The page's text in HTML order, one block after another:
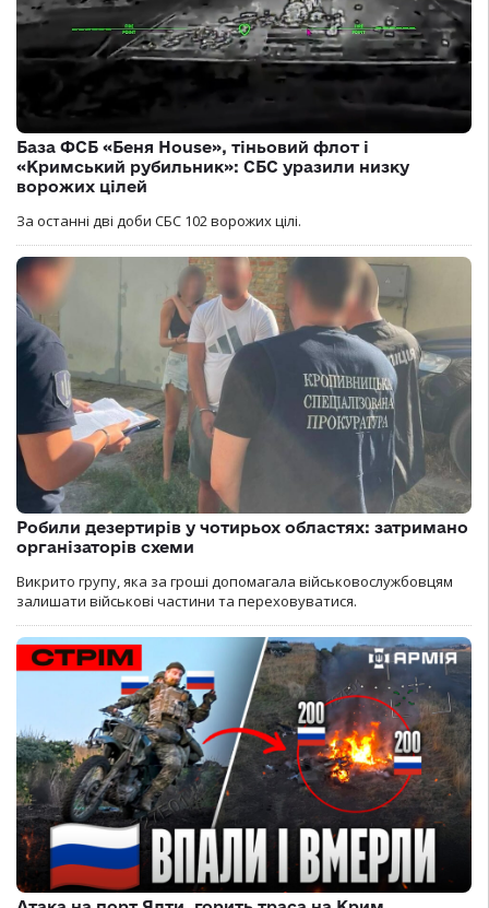
База ФСБ «Беня House», тіньовий флот і
«Кримський рубильник»: СБС уразили низку
ворожих цілей
За останні дві доби СБС 102 ворожих цілі.
Робили дезертирів у чотирьох областях: затримано
організаторів схеми
Викрито групу, яка за гроші допомагала військовослужбовцям
залишати військові частини та переховуватися.